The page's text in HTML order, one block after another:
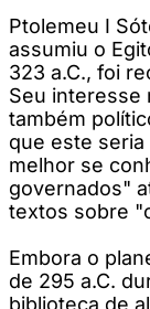
Ptolemeu I
assumiu o
323 a.C., foi
Seu interesse
também
que este
melhor se
governados"
textos sobre
Embora o
de 295 a.C.
biblioteca de